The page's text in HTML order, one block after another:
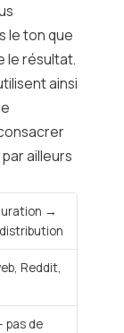
le ton que
le résultat.
ainsi
ailleurs
→
Reddit,
pas de